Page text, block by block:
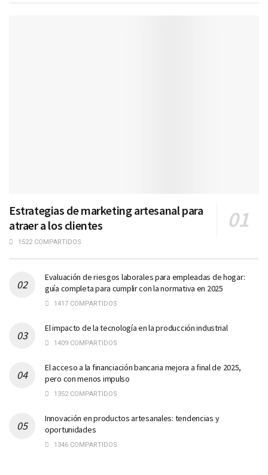
Estrategias de marketing artesanal para
atraer a los clientes
1522 COMPARTIDOS
Evaluación de riesgos laborales para empleadas de hogar:
guía completa para cumplir con la normativa en 2025
1417 COMPARTIDOS
El impacto de la tecnología en la producción industrial
1409 COMPARTIDOS
El acceso a la financiación bancaria mejora a final de 2025,
pero con menos impulso
1352 COMPARTIDOS
Innovación en productos artesanales: tendencias y
oportunidades
1346 COMPARTIDOS